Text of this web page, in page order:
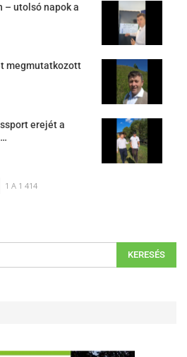
– utolsó napok a
megmutatkozott
erejét a
1 A 1 414